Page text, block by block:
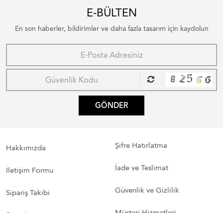
E-BÜLTEN
En son haberler, bildirimler ve daha fazla tasarım için kaydolun
GÖNDER
Hakkımızda
İletişim Formu
Sipariş Takibi
Şifre Hatırlatma
İade ve Teslimat
Güvenlik ve Gizlilik